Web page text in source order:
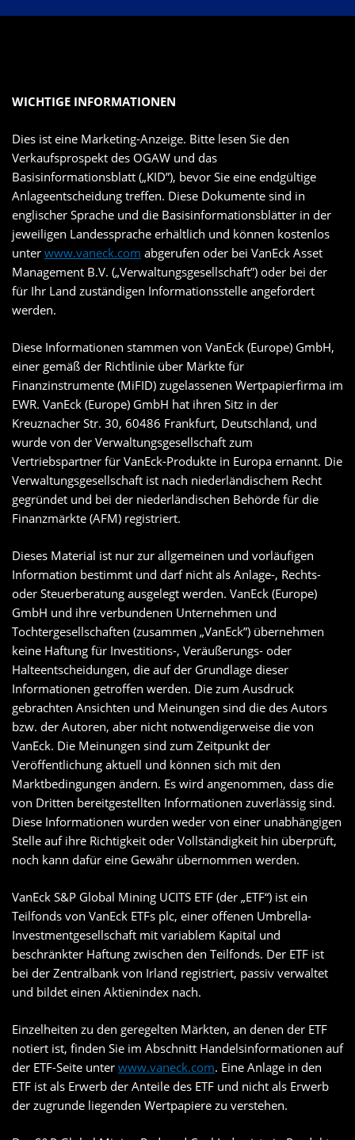
WICHTIGE INFORMATIONEN
Dies ist eine Marketing-Anzeige. Bitte lesen Sie den
Verkaufsprospekt des OGAW und das
Basisinformationsblatt („KID”), bevor Sie eine endgültige
Anlageentscheidung treffen. Diese Dokumente sind in
englischer Sprache und die Basisinformationsblätter in der
jeweiligen Landessprache erhältlich und können kostenlos
unter www.vaneck.com abgerufen oder bei VanEck Asset
Management B.V. („Verwaltungsgesellschaft”) oder bei der
für Ihr Land zuständigen Informationsstelle angefordert
werden.
Diese Informationen stammen von VanEck (Europe) GmbH,
einer gemäß der Richtlinie über Märkte für
Finanzinstrumente (MiFID) zugelassenen Wertpapierfirma im
EWR. VanEck (Europe) GmbH hat ihren Sitz in der
Kreuznacher Str. 30, 60486 Frankfurt, Deutschland, und
wurde von der Verwaltungsgesellschaft zum
Vertriebspartner für VanEck-Produkte in Europa ernannt. Die
Verwaltungsgesellschaft ist nach niederländischem Recht
gegründet und bei der niederländischen Behörde für die
Finanzmärkte (AFM) registriert.
Dieses Material ist nur zur allgemeinen und vorläufigen
Information bestimmt und darf nicht als Anlage-, Rechts-
oder Steuerberatung ausgelegt werden. VanEck (Europe)
GmbH und ihre verbundenen Unternehmen und
Tochtergesellschaften (zusammen „VanEck”) übernehmen
keine Haftung für Investitions-, Veräußerungs- oder
Halteentscheidungen, die auf der Grundlage dieser
Informationen getroffen werden. Die zum Ausdruck
gebrachten Ansichten und Meinungen sind die des Autors
bzw. der Autoren, aber nicht notwendigerweise die von
VanEck. Die Meinungen sind zum Zeitpunkt der
Veröffentlichung aktuell und können sich mit den
Marktbedingungen ändern. Es wird angenommen, dass die
von Dritten bereitgestellten Informationen zuverlässig sind.
Diese Informationen wurden weder von einer unabhängigen
Stelle auf ihre Richtigkeit oder Vollständigkeit hin überprüft,
noch kann dafür eine Gewähr übernommen werden.
VanEck S&P Global Mining UCITS ETF (der „ETF“) ist ein
Teilfonds von VanEck ETFs plc, einer offenen Umbrella-
Investmentgesellschaft mit variablem Kapital und
beschränkter Haftung zwischen den Teilfonds. Der ETF ist
bei der Zentralbank von Irland registriert, passiv verwaltet
und bildet einen Aktienindex nach.
Einzelheiten zu den geregelten Märkten, an denen der ETF
notiert ist, finden Sie im Abschnitt Handelsinformationen auf
der ETF-Seite unter www.vaneck.com. Eine Anlage in den
ETF ist als Erwerb der Anteile des ETF und nicht als Erwerb
der zugrunde liegenden Wertpapiere zu verstehen.